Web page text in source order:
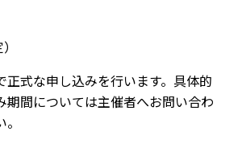
正式な申し込みを行います。具体的
期間については主催者へお問い合わ